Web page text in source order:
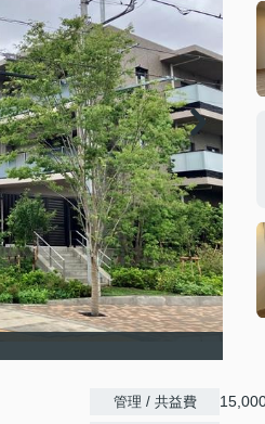
管理 / 共益費